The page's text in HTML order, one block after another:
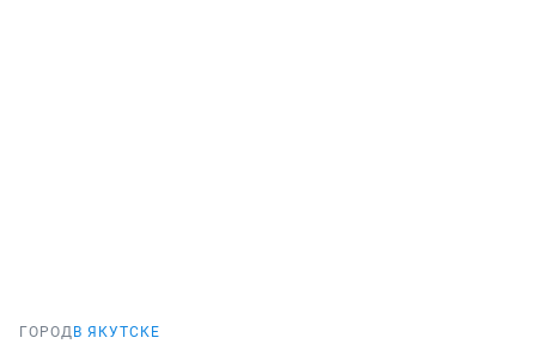
ГОРОД В ЯКУТСКЕ